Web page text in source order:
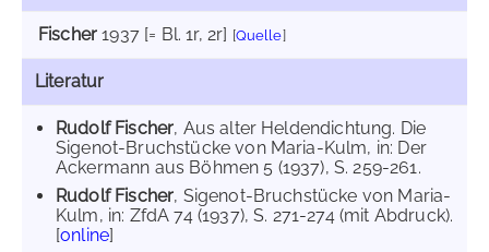
Fischer 1937[= Bl. 1r, 2r] [Quelle]
Literatur
Rudolf Fischer, Aus alter Heldendichtung. Die
Sigenot-Bruchstücke von Maria-Kulm, in: Der
Ackermann aus Böhmen 5 (1937), S. 259-261.
Rudolf Fischer, Sigenot-Bruchstücke von Maria-
Kulm, in: ZfdA 74 (1937), S. 271-274 (mit Abdruck).
[online]